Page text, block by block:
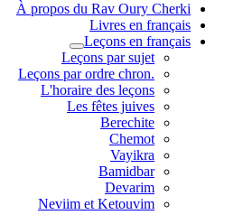
À propos du Rav Oury Cherki
Livres en français
Leçons en français
Leçons par sujet
.Leçons par ordre chron
L'horaire des leçons
Les fêtes juives
Berechite
Chemot
Vayikra
Bamidbar
Devarim
Neviim et Ketouvim